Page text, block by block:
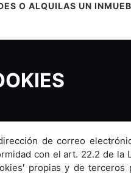
O ALQUILAS UN
de correo
con el art. 22.2 de la
propias y de